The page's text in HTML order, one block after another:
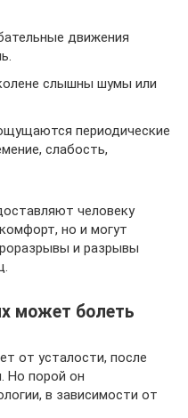
движения
слышны шумы или
периодические
слабость,
человеку
но и могут
и разрывы
может болеть
от усталости, после
Но порой он
в зависимости от